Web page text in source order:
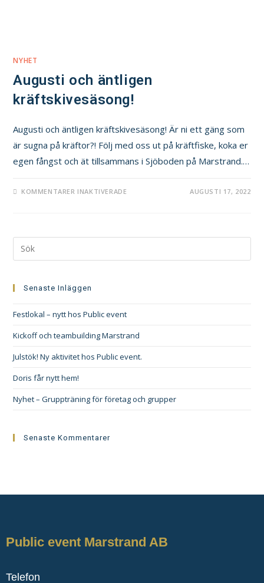
NYHET
Augusti och äntligen
kräftskivesäsong!
Augusti och äntligen kräftskivesäsong! Är ni ett gäng som
är sugna på kräftor?! Följ med oss ut på kräftfiske, koka er
egen fångst och ät tillsammans i Sjöboden på Marstrand.…
KOMMENTARER INAKTIVERADE AUGUSTI 17, 2022
Senaste Inläggen
Festlokal – nytt hos Public event
Kickoff och teambuilding Marstrand
Julstök! Ny aktivitet hos Public event.
Doris får nytt hem!
Nyhet – Gruppträning för företag och grupper
Senaste Kommentarer
Public event Marstrand AB
Telefon